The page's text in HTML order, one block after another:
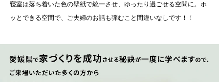
寝室は落ち着いた色の壁紙で統一させ、ゆったり過ごせる空間に。ホ
ッとできる空間で、ご夫婦のお話も弾むこと間違いなしです！！